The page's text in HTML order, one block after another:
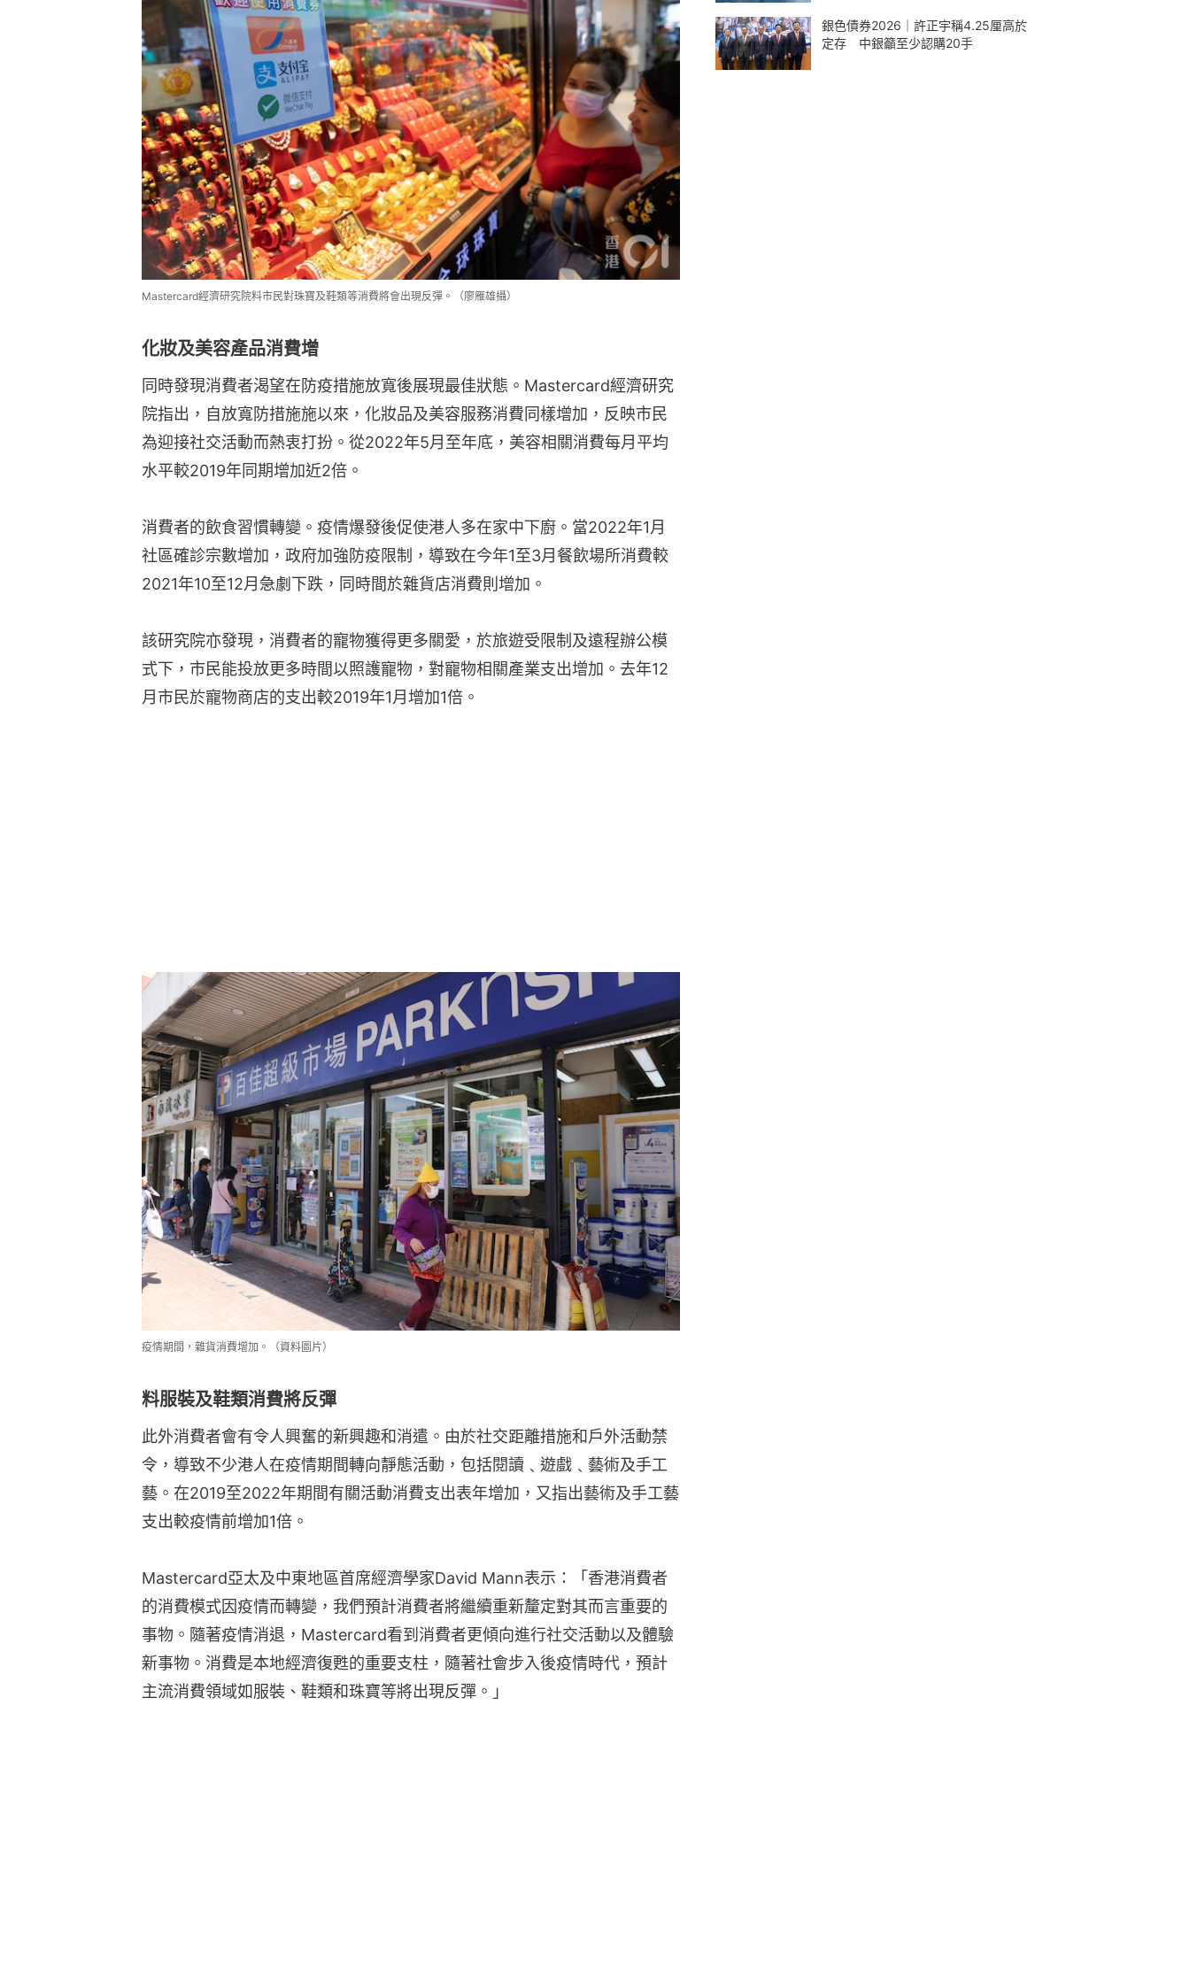
Mastercard經濟研究院料市民對珠寶及鞋類等消費將會出現反彈。（廖雁雄攝）
化妝及美容產品消費增
同時發現消費者渴望在防疫措施放寬後展現最佳狀態。Mastercard經濟研究
院指出，自放寬防措施施以來，化妝品及美容服務消費同樣增加，反映市民
為迎接社交活動而熱衷打扮。從2022年5月至年底，美容相關消費每月平均
水平較2019年同期增加近2倍。
消費者的飲食習慣轉變。疫情爆發後促使港人多在家中下廚。當2022年1月
社區確診宗數增加，政府加強防疫限制，導致在今年1至3月餐飲場所消費較
2021年10至12月急劇下跌，同時間於雜貨店消費則增加。
該研究院亦發現，消費者的寵物獲得更多關愛，於旅遊受限制及遠程辦公模
式下，市民能投放更多時間以照護寵物，對寵物相關產業支出增加。去年12
月市民於寵物商店的支出較2019年1月增加1倍。
疫情期間，雜貨消費增加。（資料圖片）
料服裝及鞋類消費將反彈
此外消費者會有令人興奮的新興趣和消遣。由於社交距離措施和戶外活動禁
令，導致不少港人在疫情期間轉向靜態活動，包括閱讀﹑遊戲﹑藝術及手工
藝。在2019至2022年期間有關活動消費支出表年增加，又指出藝術及手工藝
支出較疫情前增加1倍。
Mastercard亞太及中東地區首席經濟學家David Mann表示：「香港消費者
的消費模式因疫情而轉變，我們預計消費者將繼續重新釐定對其而言重要的
事物。隨著疫情消退，Mastercard看到消費者更傾向進行社交活動以及體驗
新事物。消費是本地經濟復甦的重要支柱，隨著社會步入後疫情時代，預計
主流消費領域如服裝、鞋類和珠寶等將出現反彈。」
銀色債券2026｜許正宇稱4.25厘高於
定存 中銀籲至少認購20手